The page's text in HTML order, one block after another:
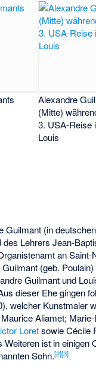
Alexandre
(Mitte)
3. USA-Reise
Louis
Guilmant (in
des Lehrers Jean-
an
(geb.
Guilmant und
dieser Ehe gingen
welcher Kunstmaler
Aliamet;
Loretsowie Cécile
Weiteren ist in einigen
Sohn.[2][3]